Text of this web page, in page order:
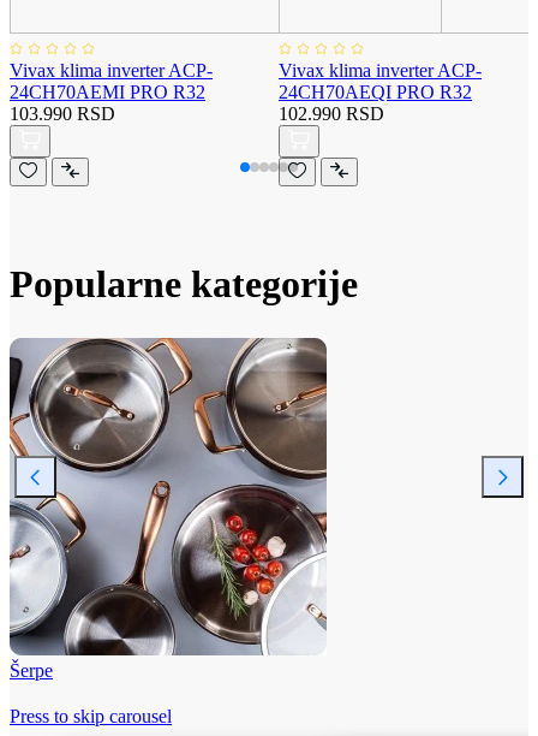
Vivax klima inverter ACP-
24CH70AEMI PRO R32
103.990 RSD
Vivax klima inverter ACP-
24CH70AEQI PRO R32
102.990 RSD
Popularne kategorije
Šerpe
Press to skip carousel